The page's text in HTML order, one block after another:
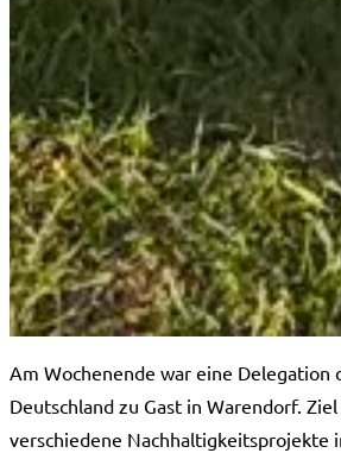
Am Wochenende war eine Delegation
Deutschland zu Gast in Warendorf.
verschiedene Nachhaltigkeitsprojekte